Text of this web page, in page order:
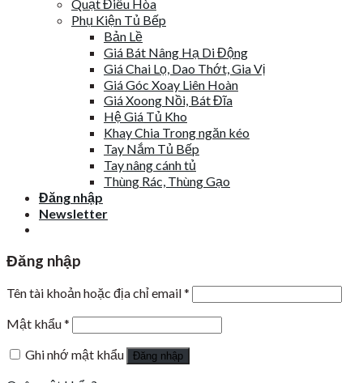
Quạt Điều Hòa
Phụ Kiện Tủ Bếp
Bản Lề
Giá Bát Nâng Hạ Di Động
Giá Chai Lọ, Dao Thớt, Gia Vị
Giá Góc Xoay Liên Hoàn
Giá Xoong Nồi, Bát Đĩa
Hệ Giá Tủ Kho
Khay Chia Trong ngăn kéo
Tay Nắm Tủ Bếp
Tay nâng cánh tủ
Thùng Rác, Thùng Gạo
Đăng nhập
Newsletter
Đăng nhập
Tên tài khoản hoặc địa chỉ email*
Mật khẩu*
Ghi nhớ mật khẩu
Đăng nhập